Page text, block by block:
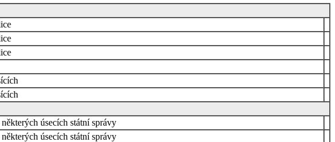
úsecích státní správy
úsecích státní správy